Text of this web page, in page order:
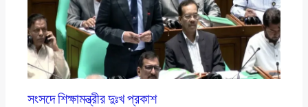
সংসদে শিক্ষামন্ত্রীর দুঃখ প্রকাশ